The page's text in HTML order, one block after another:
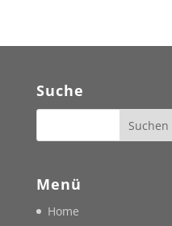
Suche
Menü
Home